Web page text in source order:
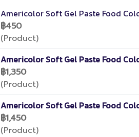
Americolor Soft Gel Paste Food
฿450
(Product)
Americolor Soft Gel Paste Food
฿1,350
(Product)
Americolor Soft Gel Paste Food
฿1,450
(Product)